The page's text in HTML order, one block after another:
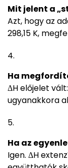
Mit jelent a
Azt, hogy az
298,15 K,
Ha
ΔH előjelet
ugyanakkora
Ha az
Igen. ΔH